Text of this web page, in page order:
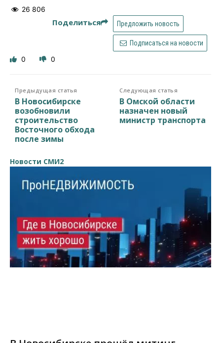
26 806
Поделиться Предложить новость
Подписаться на новости
0 0
Предыдущая статья
В Новосибирске
возобновили
строительство
Восточного обхода
после зимы
Следующая статья
В Омской области
назначен новый
министр транспорта
Новости СМИ2